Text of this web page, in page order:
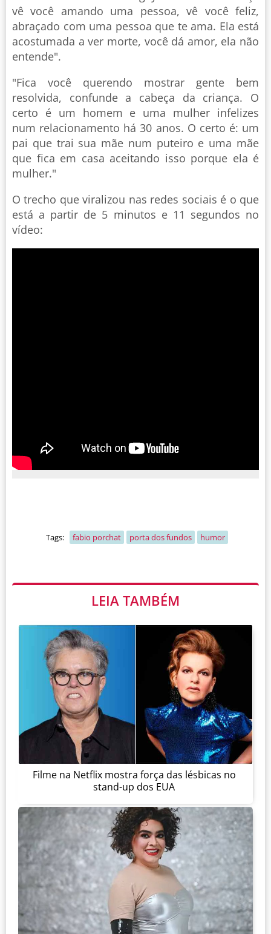
vê você amando uma pessoa, vê você feliz,
abraçado com uma pessoa que te ama. Ela está
acostumada a ver morte, você dá amor, ela não
entende".
"Fica você querendo mostrar gente bem
resolvida, confunde a cabeça da criança. O
certo é um homem e uma mulher infelizes
num relacionamento há 30 anos. O certo é: um
pai que trai sua mãe num puteiro e uma mãe
que fica em casa aceitando isso porque ela é
mulher."
O trecho que viralizou nas redes sociais é o que
está a partir de 5 minutos e 11 segundos no
vídeo:
Tags: fabio porchat porta dos fundos humor
LEIA TAMBÉM
Filme na Netflix mostra força das lésbicas no
stand-up dos EUA